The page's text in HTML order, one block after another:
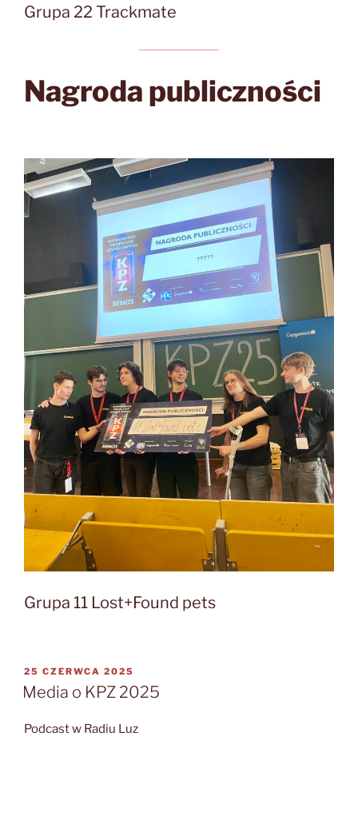
Grupa 22 Trackmate
Nagroda publiczności
Grupa 11 Lost+Found pets
OPUBLIKOWANE
W
25 CZERWCA 2025
Media o KPZ 2025
Podcast w Radiu Luz